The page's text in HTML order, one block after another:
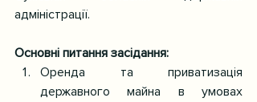
адміністрації.
Основні питання засідання:
Оренда та приватизація
державного майна в умовах